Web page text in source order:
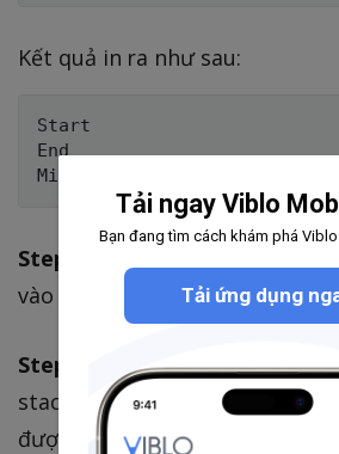
Kết quả in ra như sau:
Start
End
Step 1:
câu lệnh
vào call stack, và sau đó pop ra
Step 2:
câu lệnh setTimeout()
stack nhưng không được thực
được gửi sang WebAPIs để xử
Tải ngay Viblo
Bạn đang tìm cách khám phá
Tải ứng dụng